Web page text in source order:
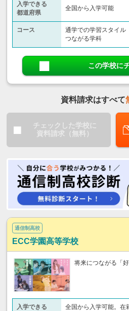
入学できる
都道府県
全国から入学可能
コース
通学での学習スタイル
つながる学科
この学校に
資料請求はすべて
チェックした学校に
資料請求（無料）
通信制高校
ECC学園高等学校
将来につながる「
入学できる
全国から入学可能。在